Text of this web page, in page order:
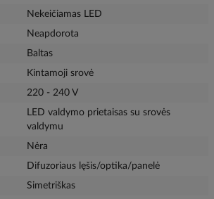
Nekeičiamas LED
Neapdorota
Baltas
Kintamoji srovė
220 - 240 V
LED valdymo prietaisas su srovės
valdymu
Nėra
Difuzoriaus lęšis/optika/panelė
Simetriškas